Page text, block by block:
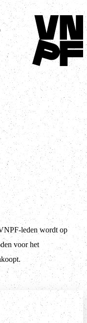
Terug naar
leden wordt op
voor het